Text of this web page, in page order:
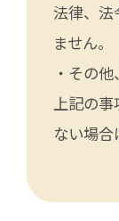
法律、法
ません。
・その
上記の
ない場合